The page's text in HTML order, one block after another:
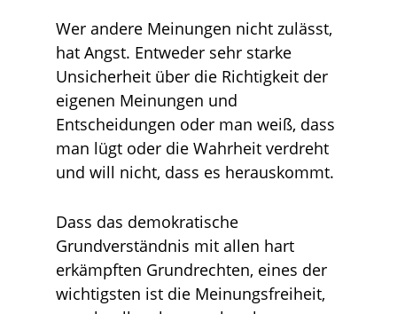
Wer andere Meinungen nicht zulässt,
hat Angst. Entweder sehr starke
Unsicherheit über die Richtigkeit der
eigenen Meinungen und
Entscheidungen oder man weiß, dass
man lügt oder die Wahrheit verdreht
und will nicht, dass es herauskommt.
Dass das demokratische
Grundverständnis mit allen hart
erkämpften Grundrechten, eines der
wichtigsten ist die Meinungsfreiheit,